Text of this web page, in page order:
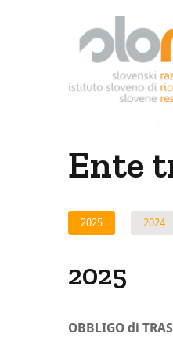
Ente
2025 2024
2025
OBBLIGO di